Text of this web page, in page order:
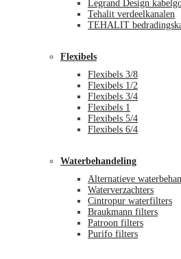
Legrand Design
Tehalit verdeelkanalen
TEHALIT
Flexibels
Flexibels 3/8
Flexibels 1/2
Flexibels 3/4
Flexibels 1
Flexibels 5/4
Flexibels 6/4
Waterbehandeling
Alternatieve
Waterverzachters
Cintropur waterfilters
Braukmann filters
Patroon filters
Purifo filters